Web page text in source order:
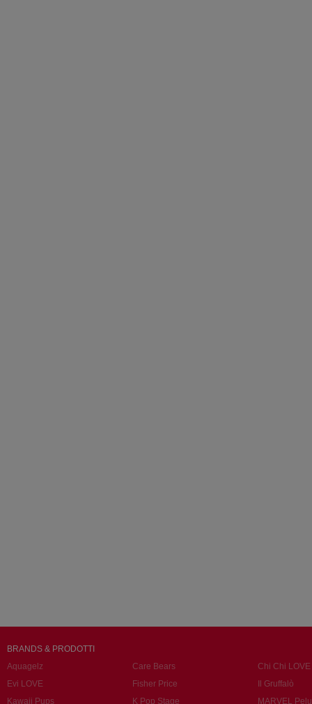
BRANDS & PRODOTTI
Aquagelz
Care Bears
Chi Chi LOVE
Evi LOVE
Fisher Price
Il Gruffalò
Kawaii Pups
K Pop Stage MARVEL